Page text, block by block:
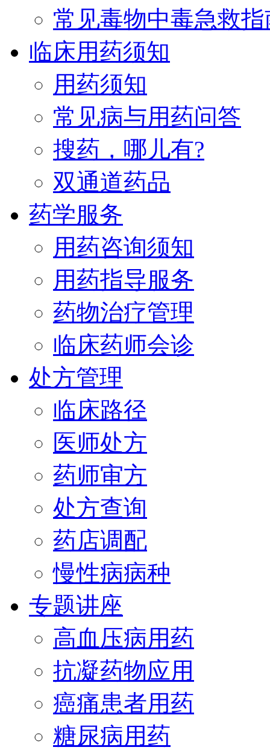
常见毒物中毒急救指
临床用药须知
用药须知
常见病与用药问答
搜药，哪儿有?
双通道药品
药学服务
用药咨询须知
用药指导服务
药物治疗管理
临床药师会诊
处方管理
临床路径
医师处方
药师审方
处方查询
药店调配
慢性病病种
专题讲座
高血压病用药
抗凝药物应用
癌痛患者用药
糖尿病用药